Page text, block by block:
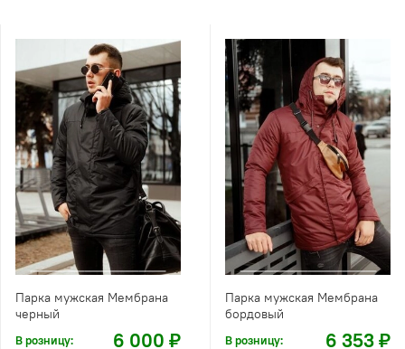
Парка мужская Мембрана
черный
В розницу: 6 000 ₽
Парка мужская Мембрана
бордовый
В розницу: 6 353 ₽